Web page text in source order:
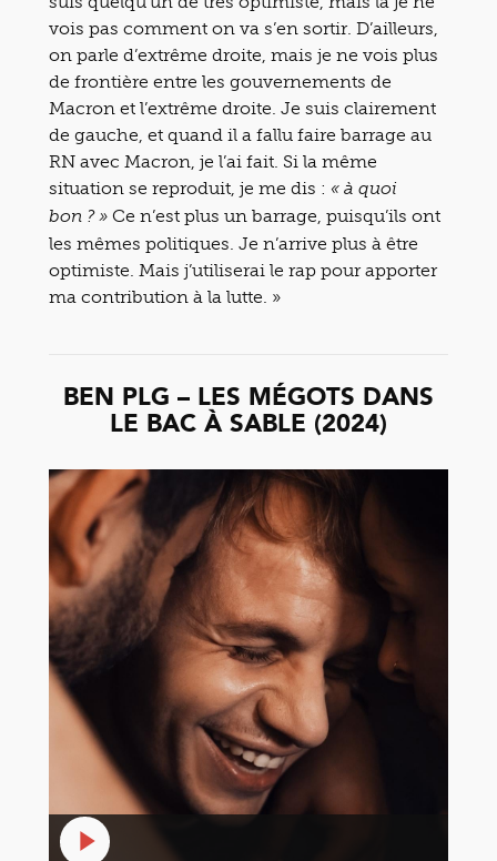
vois pas comment on va s’en sortir. D’ailleurs,
on parle d’extrême droite, mais je ne vois plus
de frontière entre les gouvernements de
Macron et l’extrême droite. Je suis clairement
de gauche, et quand il a fallu faire barrage au
RN avec Macron, je l’ai fait. Si la même
situation se reproduit, je me dis : « à quoi
bon ? » Ce n’est plus un barrage, puisqu’ils ont
les mêmes politiques. Je n’arrive plus à être
optimiste. Mais j’utiliserai le rap pour apporter
ma contribution à la lutte. »
BEN PLG – LES MÉGOTS DANS
LE BAC À SABLE (2024)